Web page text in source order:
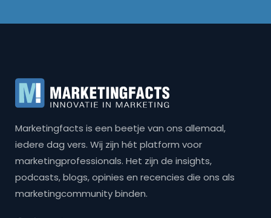
Marketingfacts is een beetje van ons allemaal,
iedere dag vers. Wij zijn hét platform voor
marketingprofessionals. Het zijn de insights,
podcasts, blogs, opinies en recencies die ons als
marketingcommunity binden.